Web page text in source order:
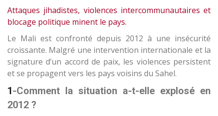
Attaques jihadistes, violences intercommunautaires et
blocage politique minent le pays.
Le Mali est confronté depuis 2012 à une insécurité
croissante. Malgré une intervention internationale et la
signature d’un accord de paix, les violences persistent
et se propagent vers les pays voisins du Sahel.
1-Comment la situation a-t-elle explosé en
2012 ?